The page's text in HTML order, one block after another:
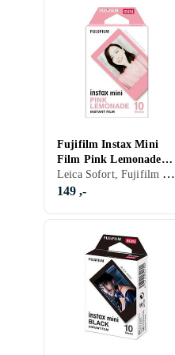
Fujifilm Instax Mini
Film Pink Lemonade
10-Pack
Leica Sofort, Fujifilm Instax Mini, Farge
149 ,-